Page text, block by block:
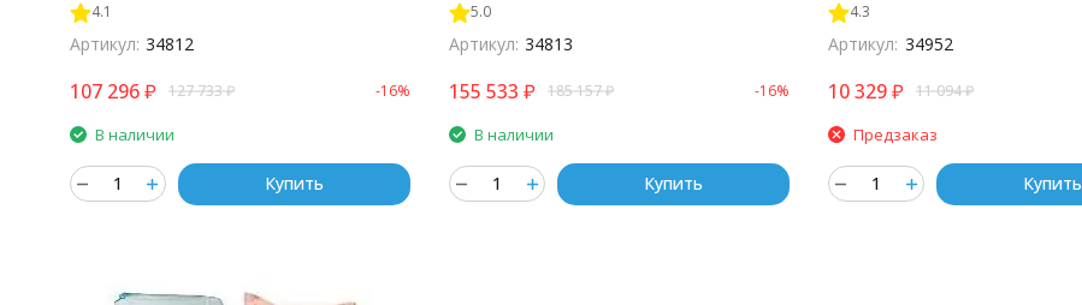
4.1
Артикул: 34812
107 296 ₽ 127 733₽ -16%
В наличии
Купить
5.0
Артикул: 34813
155 533 ₽ 185 157₽ -16%
В наличии
Купить
4.3
Артикул: 34952
10 329₽ 11 094₽
Предзаказ
Купить